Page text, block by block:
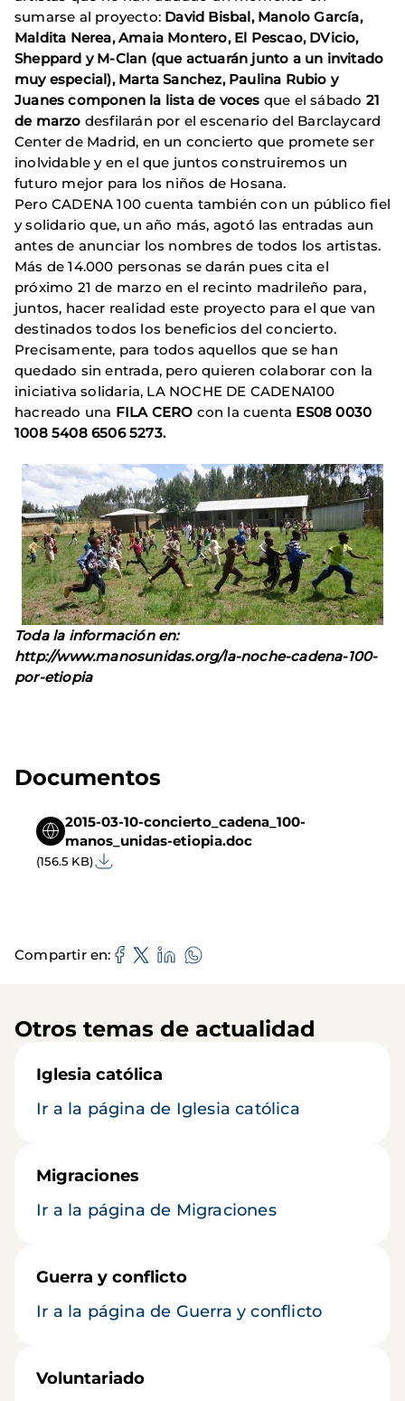
sumarse al proyecto: David Bisbal, Manolo García,
Maldita Nerea, Amaia Montero, El Pescao, DVicio,
Sheppard y M-Clan (que actuarán junto a un invitado
muy especial), Marta Sanchez, Paulina Rubio y
Juanes componen la lista de voces que el sábado 21
de marzo desfilarán por el escenario del Barclaycard
Center de Madrid, en un concierto que promete ser
inolvidable y en el que juntos construiremos un
futuro mejor para los niños de Hosana.
Pero CADENA 100 cuenta también con un público fiel
y solidario que, un año más, agotó las entradas aun
antes de anunciar los nombres de todos los artistas.
Más de 14.000 personas se darán pues cita el
próximo 21 de marzo en el recinto madrileño para,
juntos, hacer realidad este proyecto para el que van
destinados todos los beneficios del concierto.
Precisamente, para todos aquellos que se han
quedado sin entrada, pero quieren colaborar con la
iniciativa solidaria, LA NOCHE DE CADENA100
hacreado una FILA CERO con la cuenta ES08 0030
1008 5408 6506 5273.
Toda la información en:
http://www.manosunidas.org/la-noche-cadena-100-
por-etiopia
Documentos
2015-03-10-concierto_cadena_100-
manos_unidas-etiopia.doc
(156.5 KB)
Compartir en
Otros temas de actualidad
Iglesia católica
Ir a la página de Iglesia católica
Migraciones
Ir a la página de Migraciones
Guerra y conflicto
Ir a la página de Guerra y conflicto
Voluntariado